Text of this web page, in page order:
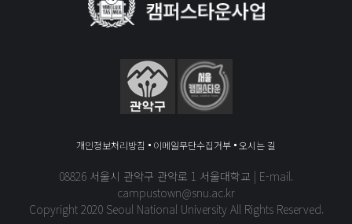
개인정보처리방침 이메일무단수집거부 오시는 길
08826 서울시 관악구 관악로 1 서울대학교 | E-mail.
campustown@snu.ac.kr
Copyright 2020 Seoul National University All Rights Reserved.